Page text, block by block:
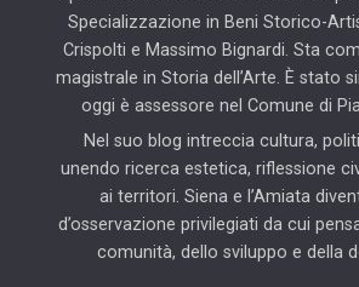
Specializzazione in Beni Storico-
Crispolti e Massimo Bignardi. Sta
magistrale in Storia dell’Arte. È stato
oggi è assessore nel Comune di
Nel suo blog intreccia cultura,
unendo ricerca estetica, riflessione
ai territori. Siena e l’Amiata
d’osservazione privilegiati da cui
comunità, dello sviluppo e della